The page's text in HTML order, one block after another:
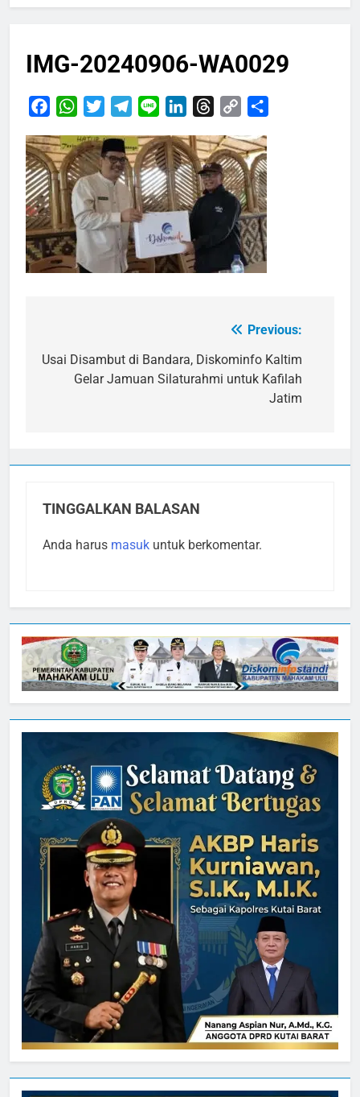
IMG-20240906-WA0029
FacebookWhatsApp
TwitterTelegram
Line LinkedInThreads
Copy
pos
Previous:
Usai Disambut di Bandara, Diskominfo Kaltim
Gelar Jamuan Silaturahmi untuk Kafilah
Jatim
TINGGALKAN BALASAN
Anda harus masuk untuk berkomentar.